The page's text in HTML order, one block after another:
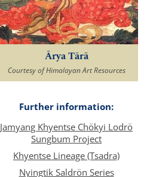
Ārya Tārā
Courtesy of Himalayan Art Resources
Further information:
Jamyang Khyentse Chökyi Lodrö
Sungbum Project
Khyentse Lineage (Tsadra)
Nyingtik Saldrön Series